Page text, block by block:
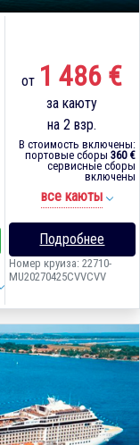
от 1 486 €
за каюту
на 2 взр.
В стоимость включены:
портовые сборы 360 €
сервисные сборы
включены
все каюты
Подробнее
Номер круиза: 22710-
MU20270425CVVCVV